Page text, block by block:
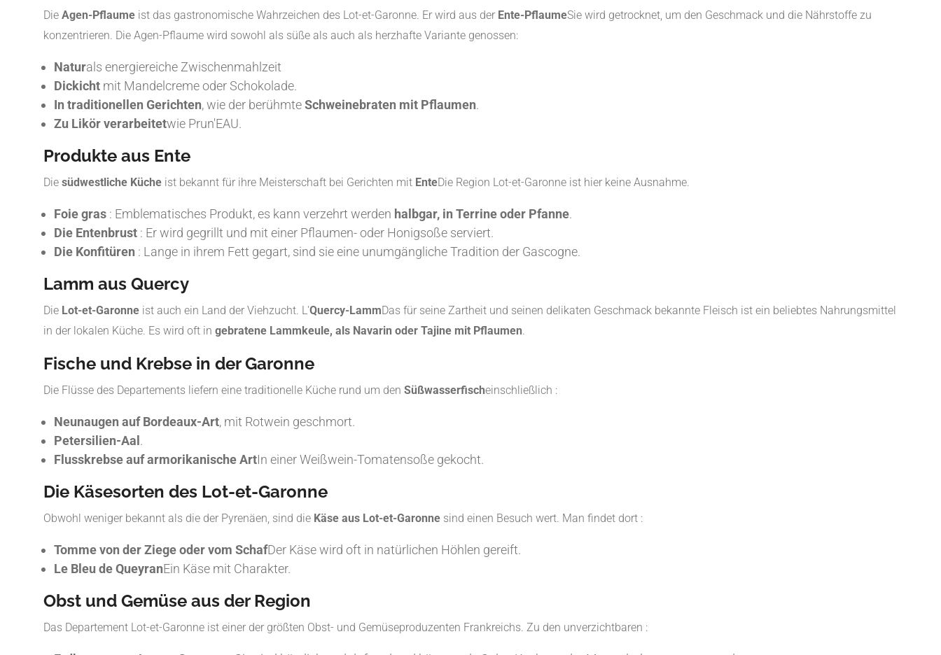
Die Agen-Pflaume ist das gastronomische Wahrzeichen des Lot-et-Garonne. Er wird aus der Ente-PflaumeSie wird getrocknet, um den Geschmack und die Nährstoffe zu
konzentrieren. Die Agen-Pflaume wird sowohl als süße als auch als herzhafte Variante genossen:
Naturals energiereiche Zwischenmahlzeit
Dickicht mit Mandelcreme oder Schokolade.
In traditionellen Gerichten, wie der berühmteSchweinebraten mit Pflaumen.
Zu Likör verarbeitetwie Prun'EAU.
Produkte aus Ente
Die südwestliche Küche ist bekannt für ihre Meisterschaft bei Gerichten mit EnteDie Region Lot-et-Garonne ist hier keine Ausnahme.
Foie gras : Emblematisches Produkt, es kann verzehrt werden halbgar, in Terrine oder Pfanne.
Die Entenbrust : Er wird gegrillt und mit einer Pflaumen- oder Honigsoße serviert.
Die Konfitüren : Lange in ihrem Fett gegart, sind sie eine unumgängliche Tradition der Gascogne.
Lamm aus Quercy
Die Lot-et-Garonne ist auch ein Land der Viehzucht. L'Quercy-LammDas für seine Zartheit und seinen delikaten Geschmack bekannte Fleisch ist ein beliebtes Nahrungsmittel
in der lokalen Küche. Es wird oft in gebratene Lammkeule, als Navarin oder Tajine mit Pflaumen.
Fische und Krebse in der Garonne
Die Flüsse des Departements liefern eine traditionelle Küche rund um den Süßwasserfischeinschließlich :
Neunaugen auf Bordeaux-Art, mit Rotwein geschmort.
Petersilien-Aal .
Flusskrebse auf armorikanische ArtIn einer Weißwein-Tomatensoße gekocht.
Die Käsesorten des Lot-et-Garonne
Obwohl weniger bekannt als die der Pyrenäen, sind die Käse aus Lot-et-Garonne sind einen Besuch wert. Man findet dort :
Tomme von der Ziege oder vom SchafDer Käse wird oft in natürlichen Höhlen gereift.
Le Bleu de QueyranEin Käse mit Charakter.
Obst und Gemüse aus der Region
Das Departement Lot-et-Garonne ist einer der größten Obst- und Gemüseproduzenten Frankreichs. Zu den unverzichtbaren :